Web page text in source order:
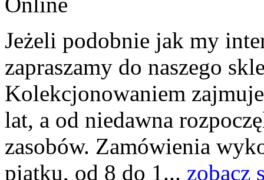
Jeżeli podobnie jak my
zapraszamy do naszego
Kolekcjonowaniem
lat, a od niedawna
zasobów. Zamówienia
piątku, od 8 do 1... zobacz